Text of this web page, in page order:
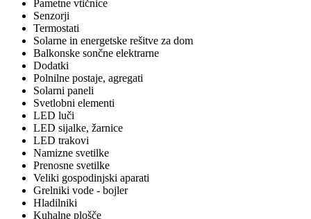
Pametne vtičnice
Senzorji
Termostati
Solarne in energetske rešitve za dom
Balkonske sončne elektrarne
Dodatki
Polnilne postaje, agregati
Solarni paneli
Svetlobni elementi
LED luči
LED sijalke, žarnice
LED trakovi
Namizne svetilke
Prenosne svetilke
Veliki gospodinjski aparati
Grelniki vode - bojler
Hladilniki
Kuhalne plošče